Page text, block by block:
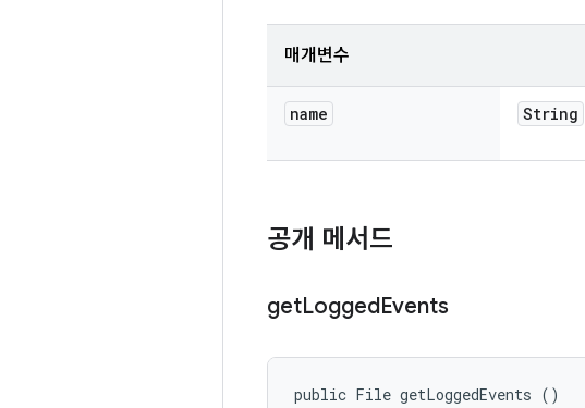
매개변수
name String
공개 메서드
getLoggedEvents
public File getLoggedEvents ()